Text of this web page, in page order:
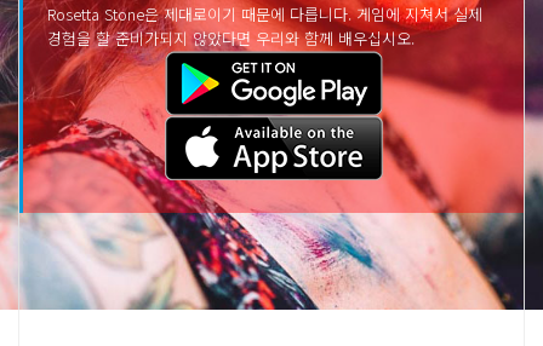
Rosetta Stone은 제대로이기 때문에 다릅니다. 게임에 지쳐서 실제
경험을 할 준비가되지 않았다면 우리와 함께 배우십시오.